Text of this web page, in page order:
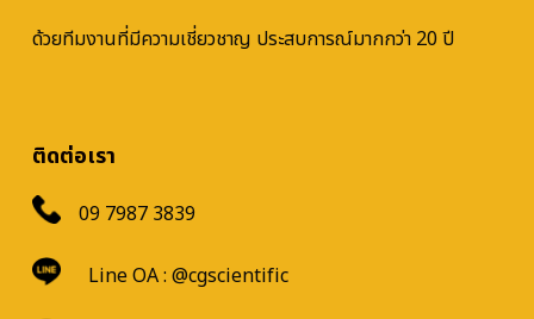
ด้วยทีมงานที่มีความเชี่ยวชาญ ประสบการณ์มากกว่า 20 ปี
ติดต่อเรา
09 7987 3839
Line OA : @cgscientific